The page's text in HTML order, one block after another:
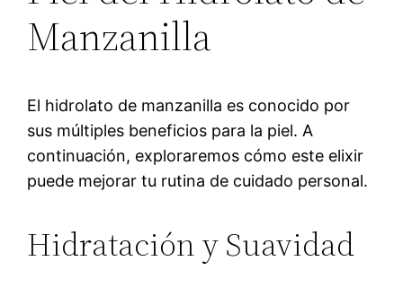
Manzanilla
El hidrolato de manzanilla es conocido por
sus múltiples beneficios para la piel. A
continuación, exploraremos cómo este elixir
puede mejorar tu rutina de cuidado personal.
Hidratación y Suavidad